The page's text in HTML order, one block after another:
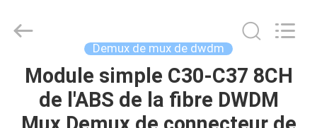
HiLink
Technology
Reserved.
Demux de mux de dwdm
Module simple C30-C37 8CH
de l'ABS de la fibre DWDM